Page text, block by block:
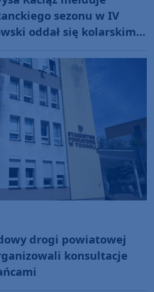
sezonu w IV
oddał się kolarskim
drogi powiatowej
konsultacje